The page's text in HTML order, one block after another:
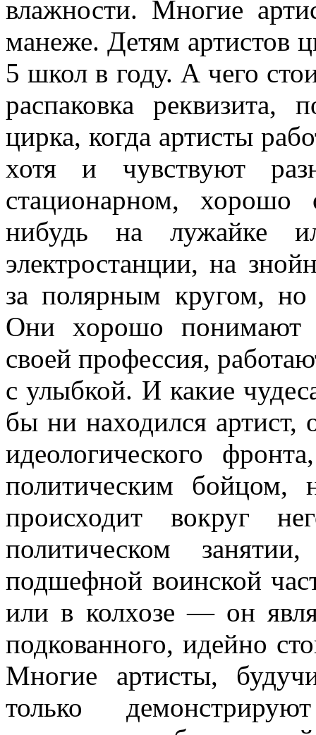
влажности. Многие
манеже. Детям артистов
5 школ в году. А чего
распаковка реквизита,
цирка, когда артисты
хотя и чувствуют
стационарном, хорошо
нибудь на лужайке
электростан­ции, на
за поляр­ным кругом,
Они хорошо понимают
своей профессия,
с улыбкой. И какие
бы ни находился артист,
идеологического
политическим бойцом,
происхо­дит вокруг
политическом
подшефной воинской
или в колхозе — он
подкованного, идейно
Многие артисты,
только